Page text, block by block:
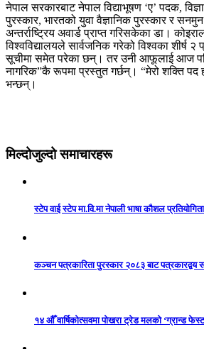
नेपाल सरकारबाट नेपाल विद्याभूषण ‘ए’ पदक,
पुरस्कार, भारतको युवा वैज्ञानिक पुरस्कार र सनमुन
अन्तर्राष्ट्रिय अवार्ड प्राप्त गरिसकेका डा।
विश्वविद्यालयले सार्वजनिक गरेको विश्वका शीर्ष
सूचीमा समेत परेका छन्। तर उनी आफूलाई आज
नागरिक”कै रूपमा प्रस्तुत गर्छन्। “मेरो शक्ति पद
भन्छन्।
मिल्दोजुल्दो समाचारहरू
स्टेप वाई स्टेप मा.वि.मा नेपाली भाषा कौशल प्रतियोगिता
कञ्चन पत्रकारिता पुरस्कार २०८३ बाट पत्रकारद्वय
१४ औँ वार्षिकोत्सवमा पोखरा ट्रेड मलको ‘ग्रान्ड